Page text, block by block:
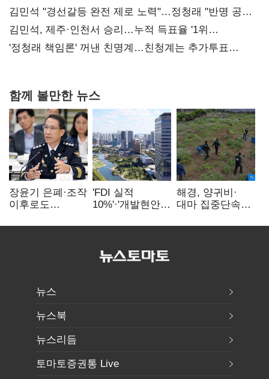
김민석 "경선갈등 완전 제로 노력"…정청래 "반명 공세
사과부터"
김민석, 제주·인천서 승리…누적 득표율 '1위
탈환'(종합)
'정청래 책임론' 꺼낸 친명계…친청계는 추가투표
함께 볼만한 뉴스
장윤기 은폐·조작
이후로도
내부비위…경찰
'FDI 실적
10%'·'개발현안
인천경제청장
해경, 양귀비·
대마 집중단속…
249명 검거
뉴스
뉴스북
뉴스리듬
토마토증권통 Live